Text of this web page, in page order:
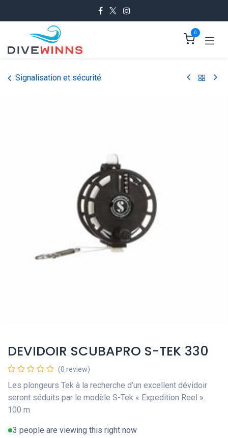
0
Signalisation et sécurité
DEVIDOIR SCUBAPRO S-TEK 330
(0 review)
Les plongeurs Tek à la recherche d’un excellent dévidoir
seront séduits par le modèle S-Tek « Expedition Reel ».
100 m
3 people are viewing this right now